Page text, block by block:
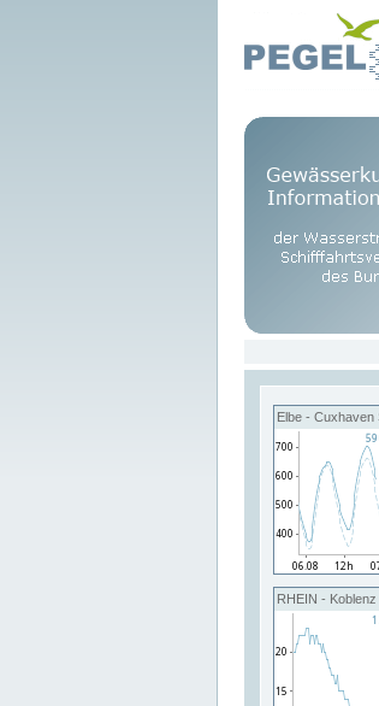
Elbe - Cuxhaven
RHEIN - Koblenz